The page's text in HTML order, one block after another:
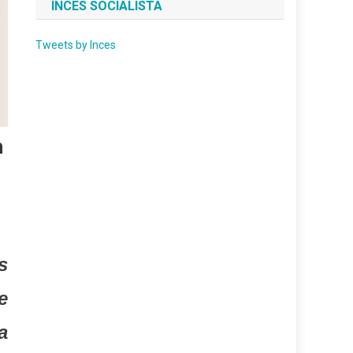
INCES SOCIALISTA
Tweets by Inces